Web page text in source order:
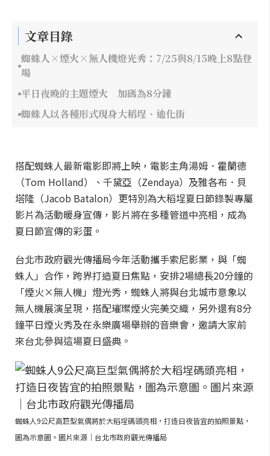
文章目錄
蜘蛛人×煙火×無人機燈光秀：7/25與8/15晚上8點登
場
平日夜晚的主題煙火 加碼為8分鐘
蜘蛛人以各種形式現身大稻埕、迪化街
搭配蜘蛛人最新電影即將上映，電影主角湯姆．霍蘭德
（Tom Holland）、千黛亞（Zendaya）及雅各布．貝
塔隆（Jacob Batalon）更特別為大稻埕夏日節錄製專屬
影片為活動暖身宣傳，影片將在多種管道中亮相，成為
夏日節宣傳的彩蛋。
台北市政府觀光傳播局今年活動攜手索尼影業，與「蜘
蛛人」合作，跨界打造夏日焦點，安排2場總長20分鐘的
「煙火×無人機」燈光秀，蜘蛛人將與台北城市意象以
無人機展演呈現，搭配璀璨煙火完美交織，另外還有8分
鐘平日煙火秀及在永樂廣場舉辦的音樂會，邀請大家前
來台北參與這場夏日盛典。
蜘蛛人9公尺高巨型氣偶將於大稻埕碼頭亮相，打造日夜皆宜的拍照景點，
圖為示意圖。圖片來源｜台北市政府觀光傳播局